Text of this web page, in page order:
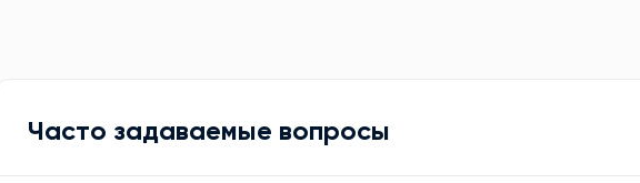
Часто задаваемые вопросы